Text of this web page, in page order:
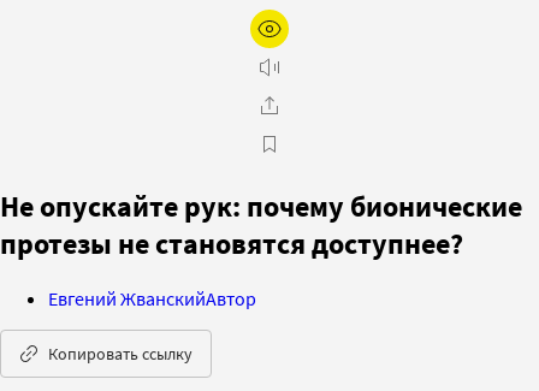
Не опускайте рук: почему бионические
протезы не становятся доступнее?
Евгений ЖванскийАвтор
Копировать ссылку